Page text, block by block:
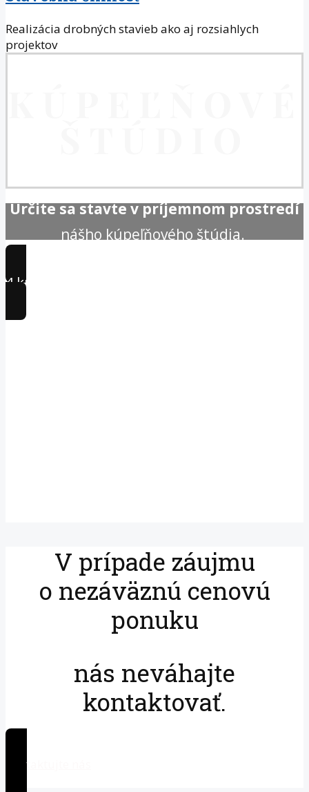
Realizácia drobných stavieb ako aj rozsiahlych
projektov
Určite sa stavte v príjemnom prostredí
nášho kúpeľňového štúdia.
4 kroky k novej kúpeľni
V prípade záujmu
o nezáväznú cenovú
ponuku
nás neváhajte
kontaktovať.
Kontaktujte nás